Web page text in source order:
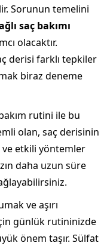
Sorunun temelini
saç bakımı
olacaktır.
derisi farklı tepkiler
biraz deneme
rutini ile bu
olan, saç derisinin
etkili yöntemler
daha uzun süre
ve aşırı
günlük rutininizde
önem taşır. Sülfat